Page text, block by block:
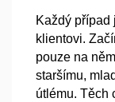
Každý
klientovi.
pouze na
staršímu,
útlému. Těch